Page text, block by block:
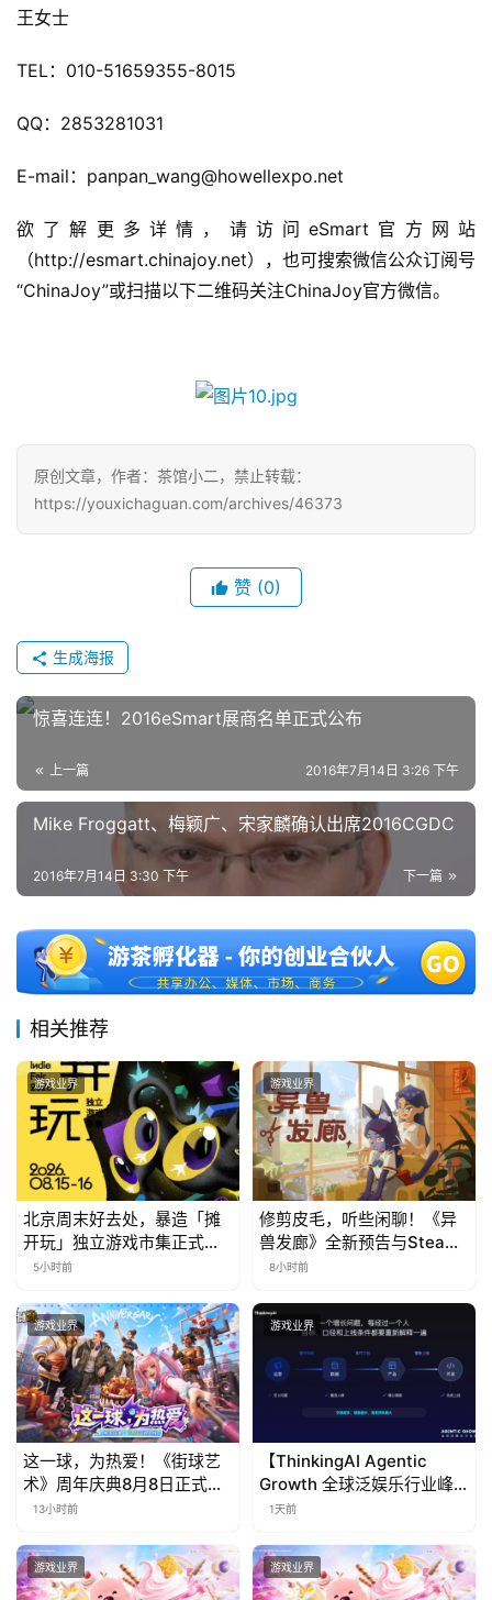
十
届
茶
7
月
游
茶
对
上
站
中
中
)
王女士
TEL：010-51659355-8015
QQ：2853281031
E-mail：panpan_wang@howellexpo.net
欲了解更多详情，请访问eSmart官方网站
（http://esmart.chinajoy.net），也可搜索微信公众订阅号
“ChinaJoy”或扫描以下二维码关注ChinaJoy官方微信。
原创文章，作者：茶馆小二，禁止转载：
https://youxichaguan.com/archives/46373
赞 (0)
生成海报
惊喜连连！2016eSmart展商名单正式公布
上一篇 2016年7月14日 3:26 下午
Mike Froggatt、梅颖广、宋家麟确认出席2016CGDC
下一篇
2016年7月14日 3:30 下午
相关推荐
游戏业界
北京周末好去处，暴造「摊
开玩」独立游戏市集正式开
票！
5小时前
游戏业界
修剪皮毛，听些闲聊！《异
兽发廊》全新预告与Steam
免费试玩公开
8小时前
游戏业界
这一球，为热爱！《街球艺
术》周年庆典8月8日正式上
线，多重福利与全新内容同
13小时前
游戏业界
【ThinkingAI Agentic
Growth 全球泛娱乐行业峰
会】Agent 时代，人到底负
1天前
游戏业界 游戏业界